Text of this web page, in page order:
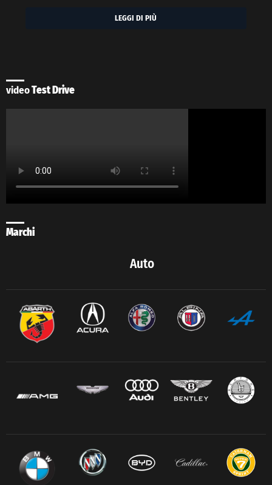
LEGGI DI PIÙ
videoTest Drive
Marchi
Auto